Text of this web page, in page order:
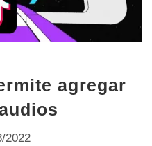
agregar
2022